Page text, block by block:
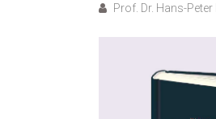
Prof. Dr. Hans-Peter